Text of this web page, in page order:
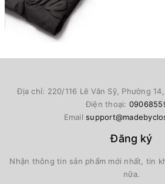
Địa chỉ: 220/116 Lê Văn Sỹ, Phường
Điện thoại:
Email
Đăng ký
Nhận thông tin sản phẩm mới nhất, tin
nữa.